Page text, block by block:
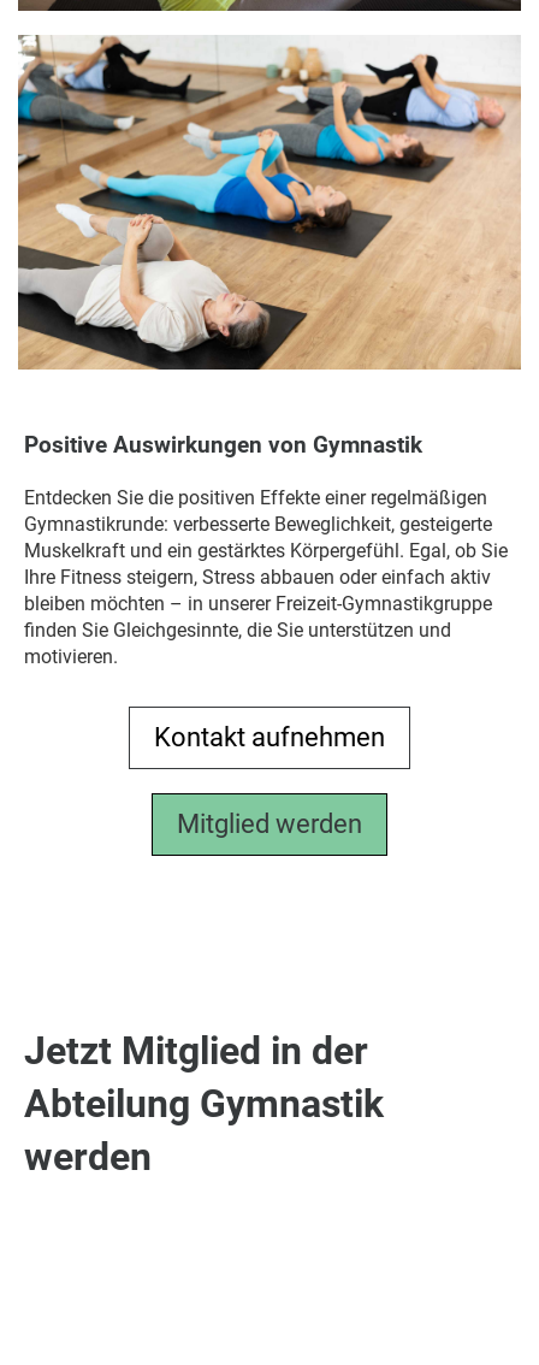
Positive Auswirkungen von Gymnastik
Entdecken Sie die positiven Effekte einer regelmäßigen
Gymnastikrunde: verbesserte Beweglichkeit, gesteigerte
Muskelkraft und ein gestärktes Körpergefühl. Egal, ob Sie
Ihre Fitness steigern, Stress abbauen oder einfach aktiv
bleiben möchten – in unserer Freizeit-Gymnastikgruppe
finden Sie Gleichgesinnte, die Sie unterstützen und
motivieren.
Kontakt aufnehmen
Mitglied werden
Jetzt Mitglied in der
Abteilung Gymnastik
werden